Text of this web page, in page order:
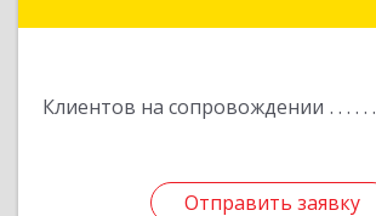
Клиентов на сопровождении
Отправить заявку
Отправить заявку